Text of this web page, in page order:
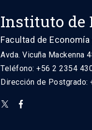
Instituto de
Facultad de
Avda. Vicuña Mackenna
Teléfono: +56 2 2354
Dirección de Postgrado: